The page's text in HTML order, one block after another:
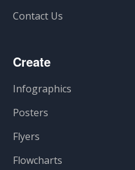
Contact Us
Create
Infographics
Posters
Flyers
Flowcharts